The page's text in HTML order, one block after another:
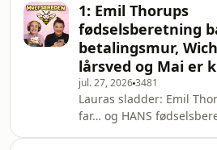
podcast den seneste
vender vi tilbage til Helle
og Katrine Kæmsgård.
på Hvepseredens
deres overvejelser
børns (manglende)
Camilla_plus er næste
influencer, og vi eeel
1: Emil Thorups
fødselsberetning
betalingsmur,
lårsved og Mai er
jul. 27, 20263481
Lauras sladder: Emil
far… og HANS